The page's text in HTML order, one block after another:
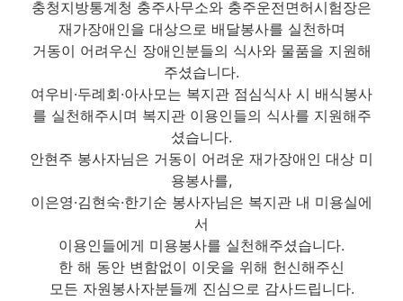
충청지방통계청 충주사무소와 충주운전면허시험장은
재가장애인을 대상으로 배달봉사를 실천하며
거동이 어려우신 장애인분들의 식사와 물품을 지원해
주셨습니다.
여우비·두례회·아사모는 복지관 점심식사 시 배식봉사
를 실천해주시며 복지관 이용인들의 식사를 지원해주
셨습니다.
안현주 봉사자님은 거동이 어려운 재가장애인 대상 미
용봉사를,
이은영·김현숙·한기순 봉사자님은 복지관 내 미용실에
서
이용인들에게 미용봉사를 실천해주셨습니다.
한 해 동안 변함없이 이웃을 위해 헌신해주신
모든 자원봉사자분들께 진심으로 감사드립니다.